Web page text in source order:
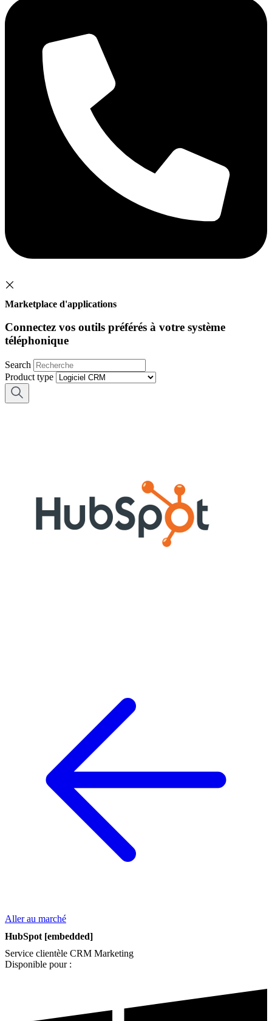
Marketplace d'applications
Connectez vos outils préférés à votre système
téléphonique
Search
Product type
Aller au marché
HubSpot [embedded]
Service clientèle CRM Marketing
Disponible pour :